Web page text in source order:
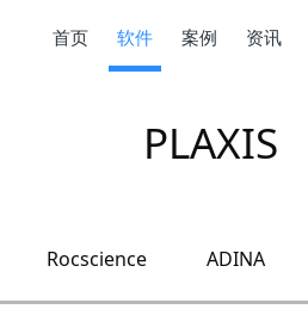
首页 软件 案例 资讯
PLAXIS
Rocscience ADINA